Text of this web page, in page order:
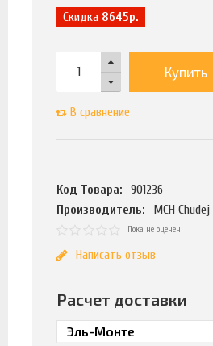
Скидка 8645р.
Купить
В сравнение
Код Товара:
901236
Производитель:
MCH Chudej
Пока не оценен
Написать отзыв
Расчет доставки